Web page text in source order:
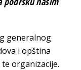
generalnog
i opština
organizacije.